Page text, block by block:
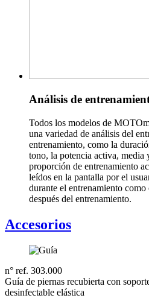
Análisis de
Todos los modelos de
una variedad de análisis del
entrenamiento, como la
tono, la potencia activa, media
proporción de entrenamiento
leídos en la pantalla por el
durante el entrenamiento
después del entrenamiento.
Accesorios
n° ref. 303.000
Guía de piernas recubierta con
desinfectable elástica